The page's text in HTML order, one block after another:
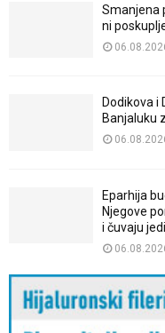
Smanjena
ni
Dodikova i
Banjaluku
Eparhija
Njegove
i čuvaju